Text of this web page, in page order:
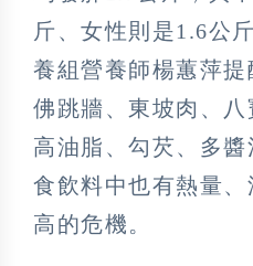
斤、女性則是1.6公
養組營養師楊蕙萍
佛跳牆、東坡肉、
高油脂、勾芡、多
食飲料中也有熱量
高的危機。